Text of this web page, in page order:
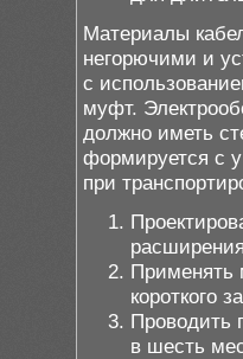
Материалы
негорючими и
с
муфт.
должно иметь
формируется с
при
Применять
короткого
Проводить
в шесть